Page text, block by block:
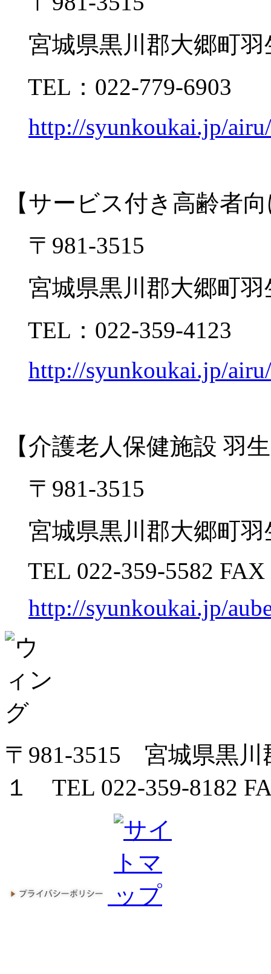
宮城県黒川郡大郷町羽
TEL：022-779-6903
http://syunkoukai.jp/
【サービス付き高齢者
〒981-3515
宮城県黒川郡大郷町羽
TEL：022-359-4123
http://syunkoukai.jp/airu/
【介護老人保健施設 羽
〒981-3515
宮城県黒川郡大郷町羽
TEL 022-359-5582 FAX
http://syunkoukai.jp/
〒981-3515 宮城県黒川
１ TEL 022-359-8182